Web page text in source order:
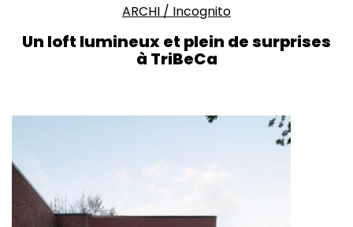
ARCHI / Incognito
Un loft lumineux et plein de surprises
à TriBeCa